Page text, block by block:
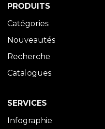
PRODUITS
Catégories
Nouveautés
Recherche
Catalogues
SERVICES
Infographie